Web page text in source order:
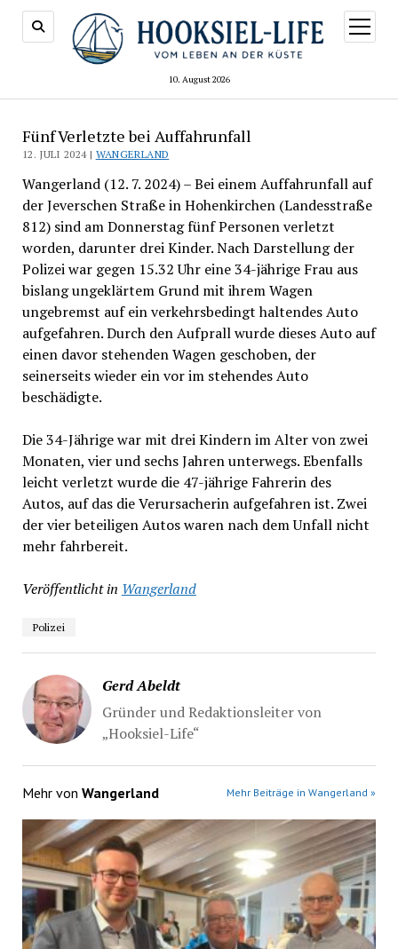
10. August 2026
Menü
öffnen
Fünf Verletzte bei Auffahrunfall
12. JULI 2024 | WANGERLAND
Wangerland (12. 7. 2024) – Bei einem Auffahrunfall auf
der Jeverschen Straße in Hohenkirchen (Landesstraße
812) sind am Donnerstag fünf Personen verletzt
worden, darunter drei Kinder. Nach Darstellung der
Polizei war gegen 15.32 Uhr eine 34-jährige Frau aus
bislang ungeklärtem Grund mit ihrem Wagen
ungebremst auf ein verkehrsbedingt haltendes Auto
aufgefahren. Durch den Aufprall wurde dieses Auto auf
einen davor stehenden Wagen geschoben, der
seinerseits wieder ein vor im stehendes Auto
beschädigte.
Die 34-Jährige war mit drei Kindern im Alter von zwei
Monaten, vier und sechs Jahren unterwegs. Ebenfalls
leicht verletzt wurde die 47-jährige Fahrerin des
Autos, auf das die Verursacherin aufgefahren ist. Zwei
der vier beteiligen Autos waren nach dem Unfall nicht
mehr fahrbereit.
Veröffentlicht in Wangerland
Polizei
Gerd Abeldt
Gründer und Redaktionsleiter von
„Hooksiel-Life“
Mehr von Wangerland Mehr Beiträge in Wangerland »